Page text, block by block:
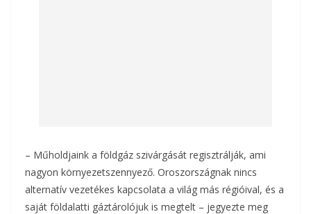
– Műholdjaink a földgáz szivárgását regisztrálják, ami
nagyon környezetszennyező. Oroszországnak nincs
alternatív vezetékes kapcsolata a világ más régióival, és a
saját földalatti gáztárolójuk is megtelt – jegyezte meg